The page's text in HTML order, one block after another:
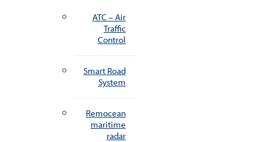
ATC – Air
Traffic
Control
Smart Road
System
Remocean
maritime
radar